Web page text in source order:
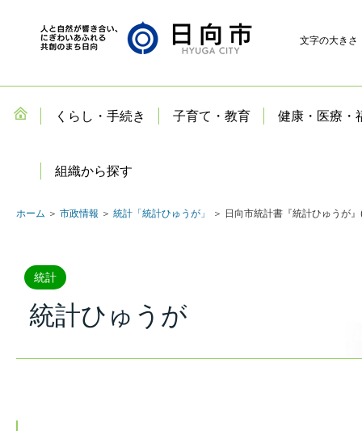
文字の大きさ
くらし・手続き 子育て・教育 健康・医療・
組織から探す
ホーム ＞ 市政情報 ＞ 統計「統計ひゅうが」 ＞ 日向市統計書『統計ひゅうが
統計
統計ひゅうが